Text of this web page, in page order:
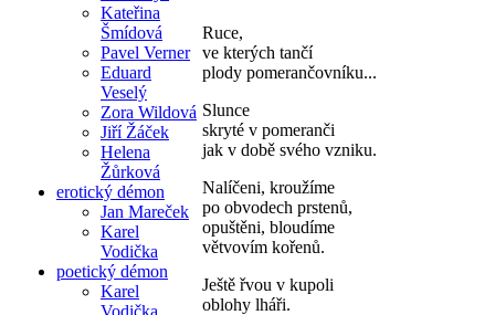
Kateřina
Šmídová
Pavel Verner
Eduard
Veselý
Zora Wildová
Jiří Žáček
Helena
Žůrková
erotický démon
Jan Mareček
Karel
Vodička
poetický démon
Karel
Vodička
Ruce,
ve kterých tančí
plody pomerančovníku...
Slunce
skryté v pomeranči
jak v době svého vzniku.
Nalíčeni, kroužíme
po obvodech prstenů,
opuštěni, bloudíme
větvovím kořenů.
Ještě řvou v kupoli
oblohy lháři.